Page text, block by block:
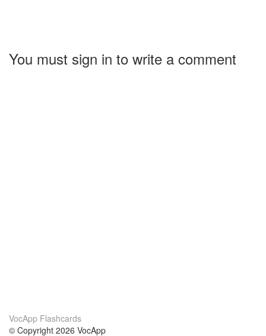
You must sign in to write a comment
VocApp Flashcards
© Copyright 2026 VocApp